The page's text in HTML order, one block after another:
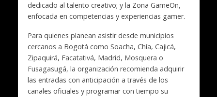
dedicado al talento creativo; y la Zona GameOn,
enfocada en competencias y experiencias gamer.
Para quienes planean asistir desde municipios
cercanos a Bogotá como Soacha, Chía, Cajicá,
Zipaquirá, Facatativá, Madrid, Mosquera o
Fusagasugá, la organización recomienda adquirir
las entradas con anticipación a través de los
canales oficiales y programar con tiempo su